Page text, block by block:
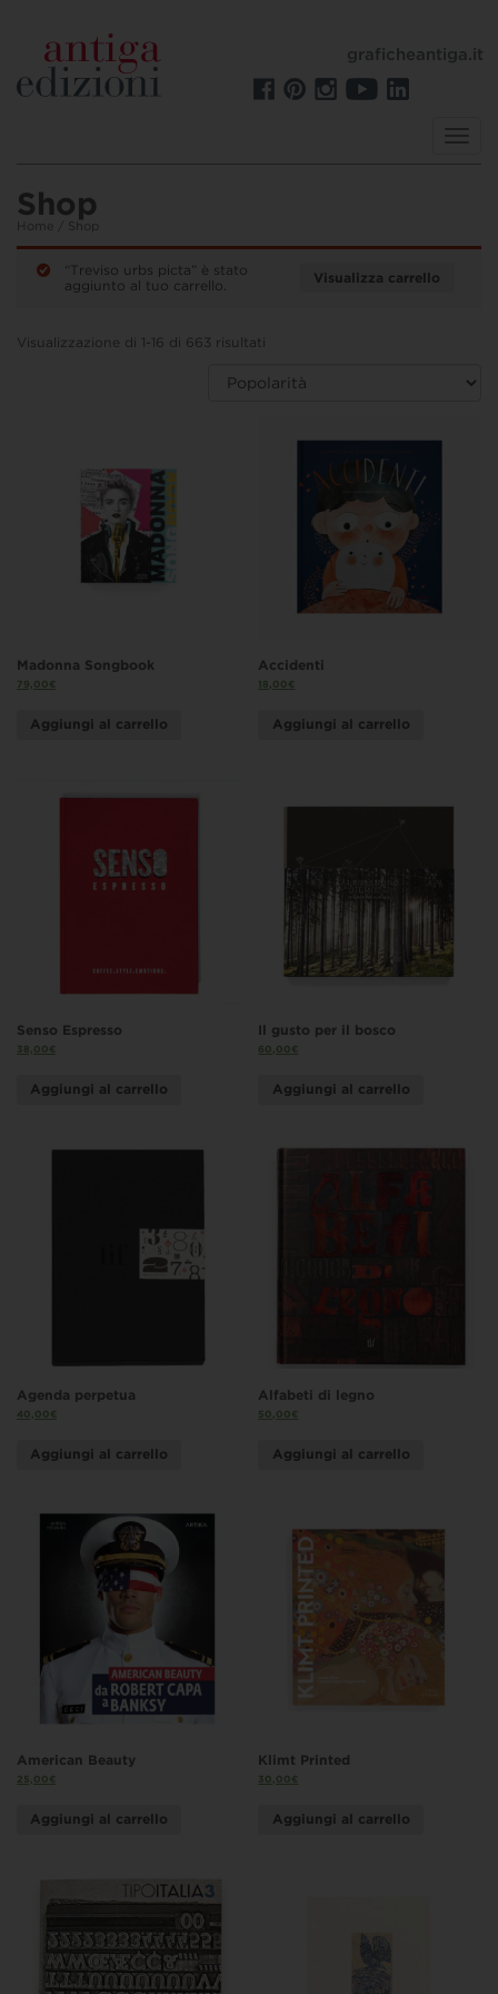
graficheantiga.it
Shop
Home / Shop
Visualizza carrello
“Treviso urbs picta” è stato
aggiunto al tuo carrello.
Visualizzazione di 1-16 di 663 risultati
Madonna Songbook
79,00€
Aggiungi al carrello
Accidenti
18,00€
Aggiungi al carrello
Senso Espresso
38,00€
Aggiungi al carrello
Il gusto per il bosco
60,00€
Aggiungi al carrello
Agenda perpetua
40,00€
Aggiungi al carrello
Alfabeti di legno
50,00€
Aggiungi al carrello
American Beauty
25,00€
Aggiungi al carrello
Klimt Printed
30,00€
Aggiungi al carrello